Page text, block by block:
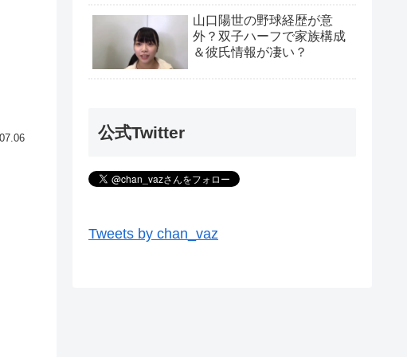
山口陽世の野球経歴が意
外？双子ハーフで家族構成
＆彼氏情報が凄い？
公式Twitter
Tweets by chan_vaz